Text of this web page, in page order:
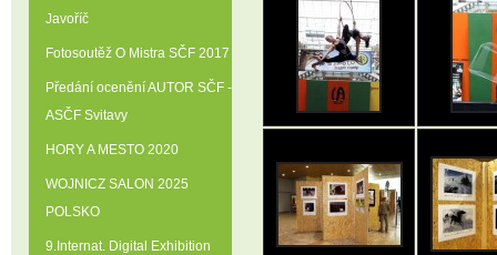
Javoříč
Fotosoutěž O Mistra SČF 2017
Předání ocenění AUTOR SČF -
ASČF Svitavy
HORY A MESTO 2020
WOJNICZ SALON 2025
POLSKO
9.Internat. Digital Exhibition